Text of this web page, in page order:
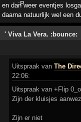
en dan weer eventjes
daarna natuurlijk wel een
' Viva La Vera. :bounce:
Uitspraak vanThe
22:06:
Uitspraak van +Flip
Zijn der kluisjes
Zijn er niet